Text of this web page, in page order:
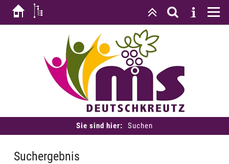
Sie sind hier: Suchen
Suchergebnis